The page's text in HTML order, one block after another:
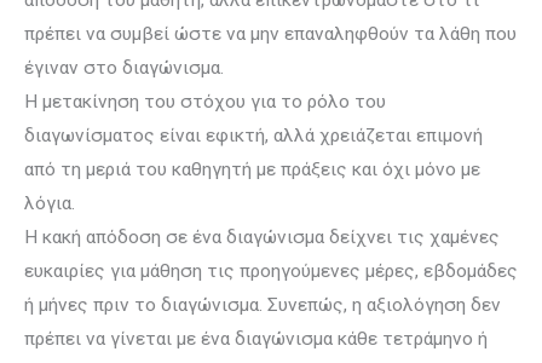
πρέπει να συμβεί ώστε να μην επαναληφθούν τα λάθη που
έγιναν στο διαγώνισμα.
Η μετακίνηση του στόχου για το ρόλο του
διαγωνίσματος είναι εφικτή, αλλά χρειάζεται επιμονή
από τη μεριά του καθηγητή με πράξεις και όχι μόνο με
λόγια.
Η κακή απόδοση σε ένα διαγώνισμα δείχνει τις χαμένες
ευκαιρίες για μάθηση τις προηγούμενες μέρες, εβδομάδες
ή μήνες πριν το διαγώνισμα. Συνεπώς, η αξιολόγηση δεν
πρέπει να γίνεται με ένα διαγώνισμα κάθε τετράμηνο ή